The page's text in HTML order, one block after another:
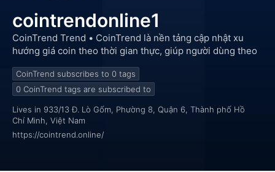
cointrendonline1
CoinTrend Trend • CoinTrend là nền tảng cập nhật xu
hướng giá coin theo thời gian thực, giúp người dùng theo
CoinTrend subscribes to 0 tags
0 CoinTrend tags are subscribed to
Lives in 933/13 Đ. Lò Gốm, Phường 8, Quận 6, Thành phố Hồ
Chí Minh, Việt Nam
https://cointrend.online/